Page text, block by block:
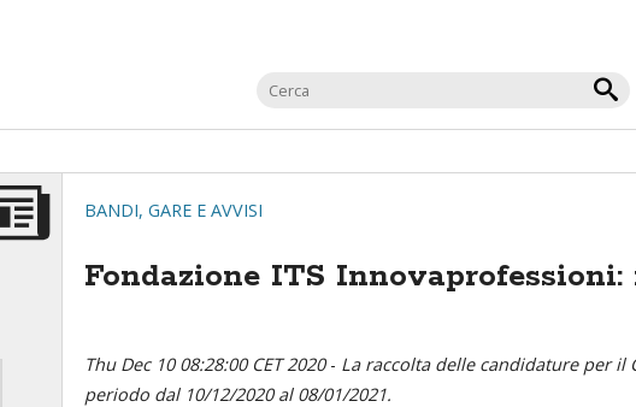
BANDI, GARE E AVVISI
Fondazione ITS
Thu Dec 10 08:28:00 CET 2020- La raccolta delle candidature per il
periodo dal 10/12/2020 al 08/01/2021.